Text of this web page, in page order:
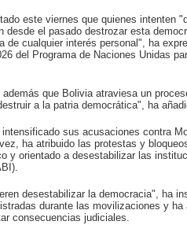
este viernes que quienes intenten
desde el pasado destrozar esta
de cualquier interés personal", ha
del Programa de Naciones Unidas
además que Bolivia atraviesa un
a la patria democrática", ha
intensificado sus acusaciones contra
ha atribuido las protestas y
y orientado a desestabilizar las
desestabilizar la democracia", ha
durante las movilizaciones y
consecuencias judiciales.